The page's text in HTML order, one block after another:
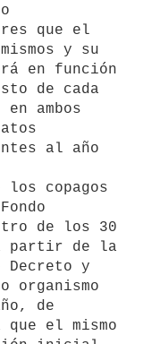
que el
y su
en función
de cada
ambos
al año
de los 30
partir de la
Decreto y
organismo
de
el mismo